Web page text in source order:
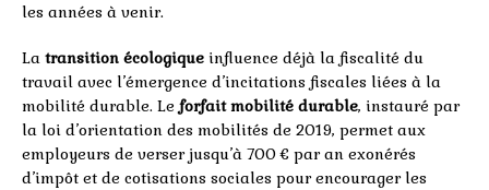
les années à venir.
La transition écologique influence déjà la fiscalité du
travail avec l’émergence d’incitations fiscales liées à la
mobilité durable. Leforfait mobilité durable, instauré par
la loi d’orientation des mobilités de 2019, permet aux
employeurs de verser jusqu’à 700 € par an exonérés
d’impôt et de cotisations sociales pour encourager les